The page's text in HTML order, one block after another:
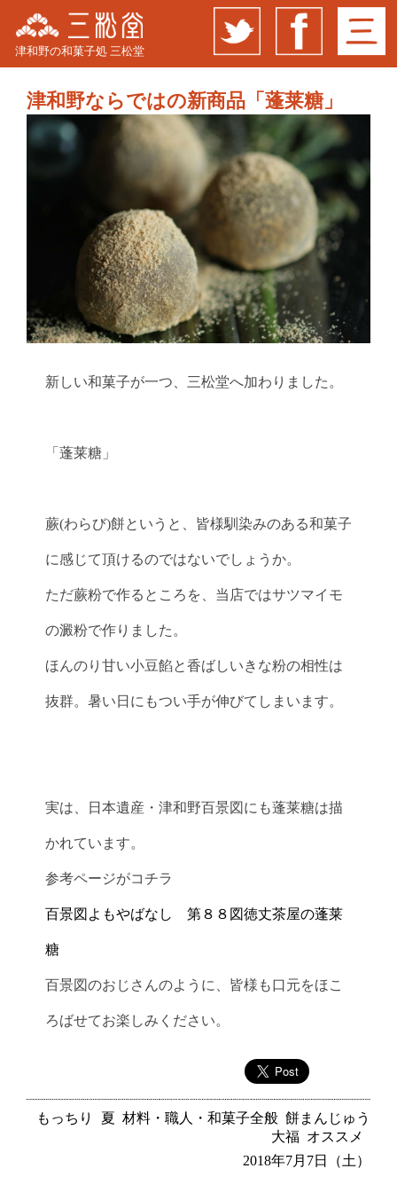
津和野の和菓子処 三松堂
津和野ならではの新商品「蓬莱糖」
新しい和菓子が一つ、三松堂へ加わりました。
「蓬莱糖」
蕨(わらび)餅というと、皆様馴染みのある和菓子
に感じて頂けるのではないでしょうか。
ただ蕨粉で作るところを、当店ではサツマイモ
の澱粉で作りました。
ほんのり甘い小豆餡と香ばしいきな粉の相性は
抜群。暑い日にもつい手が伸びてしまいます。
実は、日本遺産・津和野百景図にも蓬莱糖は描
かれています。
参考ページがコチラ
百景図よもやばなし 第８８図徳丈茶屋の蓬莱
糖
百景図のおじさんのように、皆様も口元をほこ
ろばせてお楽しみください。
もっちり 夏 材料・職人・和菓子全般 餅まんじゅう
大福 オススメ
2018年7月7日（土）